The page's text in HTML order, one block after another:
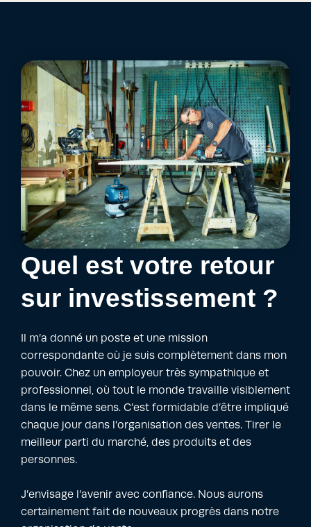
Quel est votre retour
sur investissement ?
Il m’a donné un poste et une mission
correspondante où je suis complètement dans mon
pouvoir. Chez un employeur très sympathique et
professionnel, où tout le monde travaille visiblement
dans le même sens. C’est formidable d’être impliqué
chaque jour dans l’organisation des ventes. Tirer le
meilleur parti du marché, des produits et des
personnes.
J’envisage l’avenir avec confiance. Nous aurons
certainement fait de nouveaux progrès dans notre